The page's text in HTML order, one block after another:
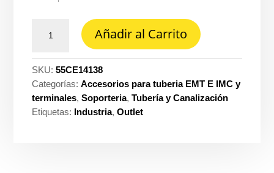
metalico
tornillo
con
tuerca
1/4
Añadir al Carrito
SKU:55CE14138
Categorías:Accesorios para tuberia EMT E IMC y
terminales,Soporteria,Tubería y Canalización
Etiquetas: Industria,Outlet